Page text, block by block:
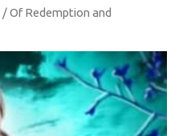
/ Of Redemption and